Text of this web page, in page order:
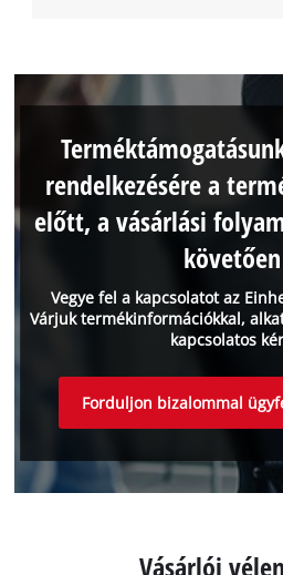
Vegye fel a kapcsolatot az
Várjuk termékinformációkkal,
kapcsolatos
rendelkezésére a
előtt, a vásárlási
Forduljon bizalommal
Vásárlói